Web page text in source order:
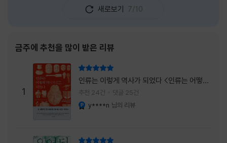
으로 머물지 않고, 각자의 상처와 후회, 다 지나
온 줄 알았던 마음의 결을 가만히 비추는 거울
는다는 것, 대신 지나온 시간 속에서 비로소 알
있고 무너지지 않는 것보다 다시 일어서는 일이
더 중요하다는 사실을 담담하게 보여줍니다. 그
래서 읽는 내내 위로가 과장되지 않았고, 오히
려 그 절제된 진심 덕분에 더 오래 마음에 남았
습니다. 책 곳곳에
새로보기 7/10
금주에 추천을 많이 받은 리뷰
1
인류는 이렇게 역사가 되었다 <인류는 어떻게
역사가 되었나>
추천 24건 댓글 25건
y****n 님의 리뷰